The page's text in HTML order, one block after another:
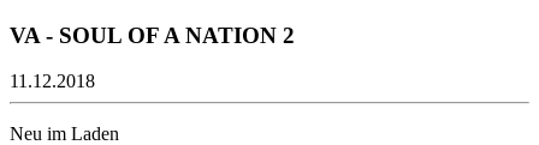
VA - SOUL OF A NATION 2
11.12.2018
Neu im Laden